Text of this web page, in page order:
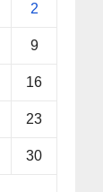
2
9
16
23
30